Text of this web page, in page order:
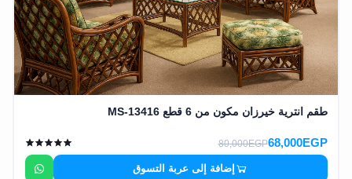
تسجيل
الدخول
اشترك
الآن
طقم انترية خيرزان مكون من 6 قطع MS-13416
68,000EGP
80,000EGP
إضافة إلى عربة التسوق